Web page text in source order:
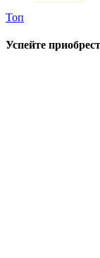
Топ
Успейте